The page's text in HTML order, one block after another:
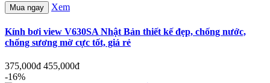
Mua ngay Xem
Kính bơi view V630SA Nhật Bản thiết kế đẹp, chống nước,
chống sương mờ cực tốt, giá rẻ
375,000đ 455,000đ
-16%